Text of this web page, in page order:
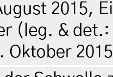
2015,
(leg. &
Oktober